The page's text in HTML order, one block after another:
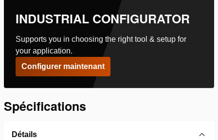
INDUSTRIAL CONFIGURATOR
Supports you in choosing the right tool & setup for
your application.
Configurer maintenant
Spécifications
Détails